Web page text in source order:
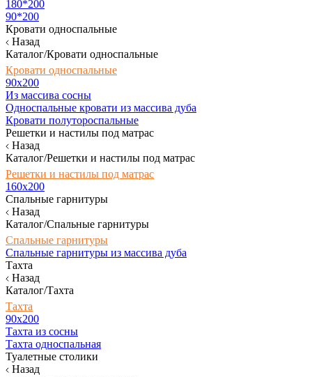
180*200
90*200
Кровати односпальные
Назад
Каталог/Кровати односпальные
Кровати односпальные
90х200
Из массива сосны
Односпальные кровати из массива дуба
Кровати полутороспальные
Решетки и настилы под матрас
Назад
Каталог/Решетки и настилы под матрас
Решетки и настилы под матрас
160х200
Спальные гарнитуры
Назад
Каталог/Спальные гарнитуры
Спальные гарнитуры
Спальные гарнитуры из массива дуба
Тахта
Назад
Каталог/Тахта
Тахта
90х200
Тахта из сосны
Тахта односпальная
Туалетные столики
Назад